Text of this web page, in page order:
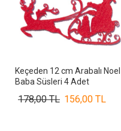
Keçeden 12 cm Arabalı Noel
Baba Süsleri 4 Adet
156,00 TL
178,00 TL